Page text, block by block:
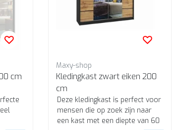
wit glans 200 cm
Maxy-shop
Kledingkast zwart eiken 200
cm
Deze kledingkast is perfect voor
mensen die op zoek zijn naar
een kast met een diepte van 60